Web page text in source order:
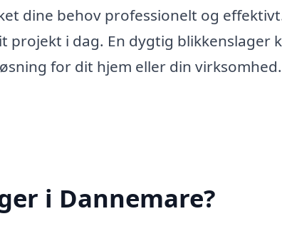
dine behov professionelt og
projekt i dag. En dygtig blikkenslager
for dit hjem eller din virksomhed.
i Dannemare?